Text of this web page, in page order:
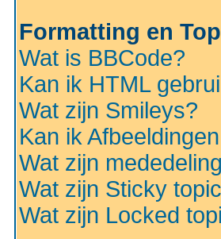
Formatting en
Wat is BBCode?
Kan ik HTML
Wat zijn Smileys?
Kan ik
Wat zijn
Wat zijn Sticky
Wat zijn Locked